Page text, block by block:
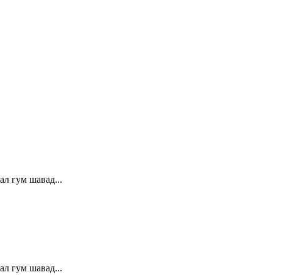
гум шавад...
гум шавад...